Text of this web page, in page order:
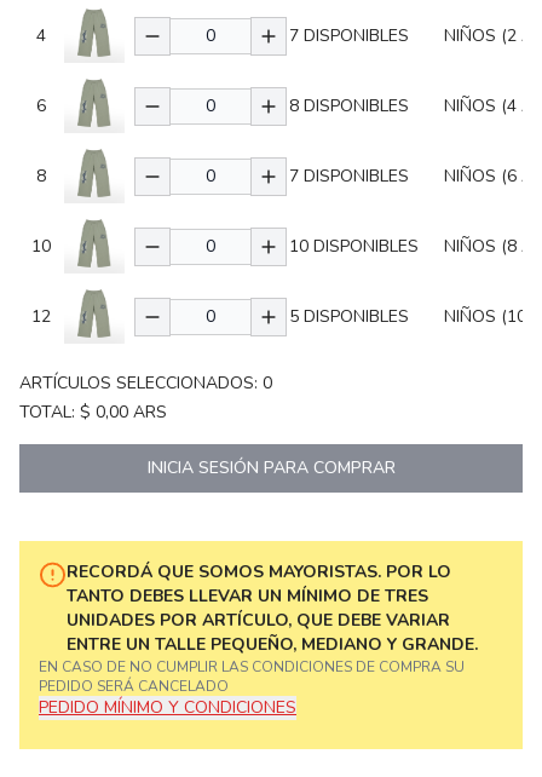
4 7 DISPONIBLES NIÑOS (2 A
6 8 DISPONIBLES NIÑOS (4 A
8 7 DISPONIBLES NIÑOS (6 A
10 10 DISPONIBLES NIÑOS (8 A
12 5 DISPONIBLES NIÑOS (10
ARTÍCULOS SELECCIONADOS: 0
TOTAL: $ 0,00 ARS
INICIA SESIÓN PARA COMPRAR
RECORDÁ QUE SOMOS MAYORISTAS. POR LO
TANTO DEBES LLEVAR UN MÍNIMO DE TRES
UNIDADES POR ARTÍCULO, QUE DEBE VARIAR
ENTRE UN TALLE PEQUEÑO, MEDIANO Y GRANDE.
EN CASO DE NO CUMPLIR LAS CONDICIONES DE COMPRA SU
PEDIDO SERÁ CANCELADO
PEDIDO MÍNIMO Y CONDICIONES